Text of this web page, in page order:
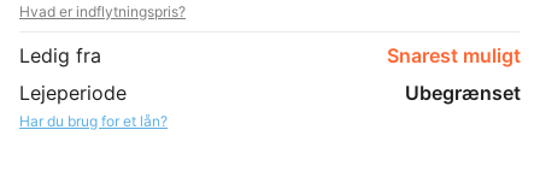
Hvad er indflytningspris?
Ledig fra
Snarest muligt
Lejeperiode
Ubegrænset
Har du brug for et lån?